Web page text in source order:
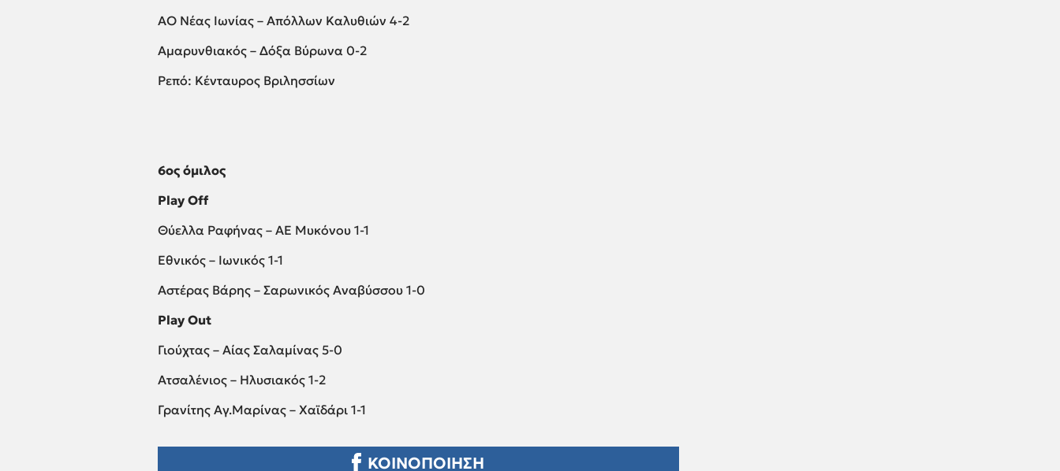
ΑΟ Νέας Ιωνίας – Απόλλων Καλυθιών 4-2
Αμαρυνθιακός – Δόξα Βύρωνα 0-2
Ρεπό: Κένταυρος Βριλησσίων
6ος όμιλος
Play Off
Θύελλα Ραφήνας – ΑΕ Μυκόνου 1-1
Εθνικός – Ιωνικός 1-1
Αστέρας Βάρης – Σαρωνικός Αναβύσσου 1-0
Play Out
Γιούχτας – Αίας Σαλαμίνας 5-0
Ατσαλένιος – Ηλυσιακός 1-2
Γρανίτης Αγ.Μαρίνας – Χαϊδάρι 1-1
ΚΟΙΝΟΠΟΙΗΣΗ